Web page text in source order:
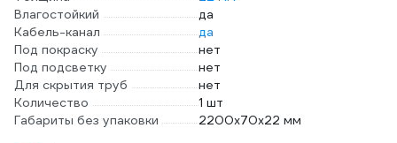
Влагостойкий
да
Кабель-канал
да
Под покраску
нет
Под подсветку
нет
Для скрытия труб
нет
Количество
1 шт
Габариты без упаковки
2200х70х22 мм